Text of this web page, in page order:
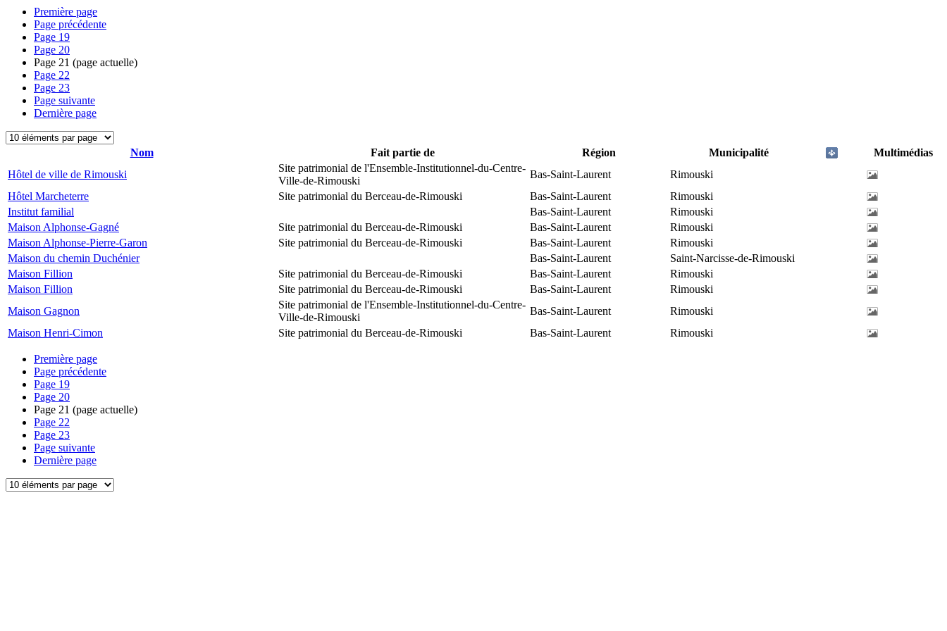
Première page
Page précédente
Page 19
Page 20
Page 21 (page actuelle)
Page 22
Page 23
Page suivante
Dernière page
Nom Fait partie de Région Municipalité
Multimédias
Hôtel de ville de Rimouski
Site patrimonial de l'Ensemble-Institutionnel-du-Centre-
Ville-de-Rimouski
Bas-Saint-Laurent
Rimouski
Hôtel Marcheterre
Site patrimonial du Berceau-de-Rimouski Bas-Saint-Laurent
Rimouski
Institut familial
Bas-Saint-Laurent
Rimouski
Maison Alphonse-Gagné
Site patrimonial du Berceau-de-Rimouski Bas-Saint-Laurent
Rimouski
Maison Alphonse-Pierre-Garon
Site patrimonial du Berceau-de-Rimouski Bas-Saint-Laurent
Rimouski
Maison du chemin Duchénier
Bas-Saint-Laurent
Saint-Narcisse-de-Rimouski
Maison Fillion
Site patrimonial du Berceau-de-Rimouski Bas-Saint-Laurent
Rimouski
Maison Fillion
Site patrimonial du Berceau-de-Rimouski Bas-Saint-Laurent
Rimouski
Maison Gagnon
Site patrimonial de l'Ensemble-Institutionnel-du-Centre-
Ville-de-Rimouski
Bas-Saint-Laurent
Rimouski
Maison Henri-Cimon
Site patrimonial du Berceau-de-Rimouski Bas-Saint-Laurent Rimouski
Première page
Page précédente
Page 19
Page 20
Page 21 (page actuelle)
Page 22
Page 23
Page suivante
Dernière page